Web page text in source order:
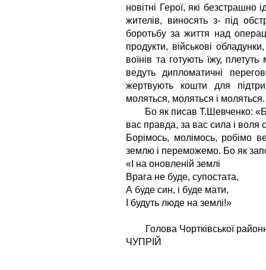
новітні Герої, які безстрашно
жителів, виносять з- під
боротьбу за життя над
продукти, військові
воїнів та готують їжу,
ведуть дипломатичні
жертвують кошти для
моляться, моляться і моляться.
Бо як писав Т.Шевченко:
вас правда, за вас сила і воля
Борімось, молімось, робімо
землю і переможемо. Бо як
«І на оновленій землі
Врага не буде, супостата,
А буде син, і буде мати,
І будуть люде на землі!»
Голова
ЧУПРІЙ